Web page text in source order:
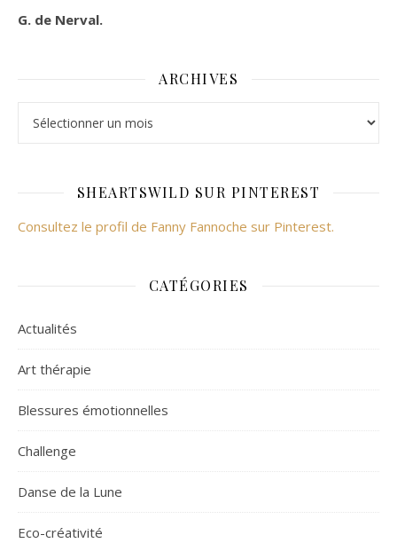
G. de Nerval.
ARCHIVES
SHEARTSWILD SUR PINTEREST
Consultez le profil de Fanny Fannoche sur Pinterest.
CATÉGORIES
Actualités
Art thérapie
Blessures émotionnelles
Challenge
Danse de la Lune
Eco-créativité